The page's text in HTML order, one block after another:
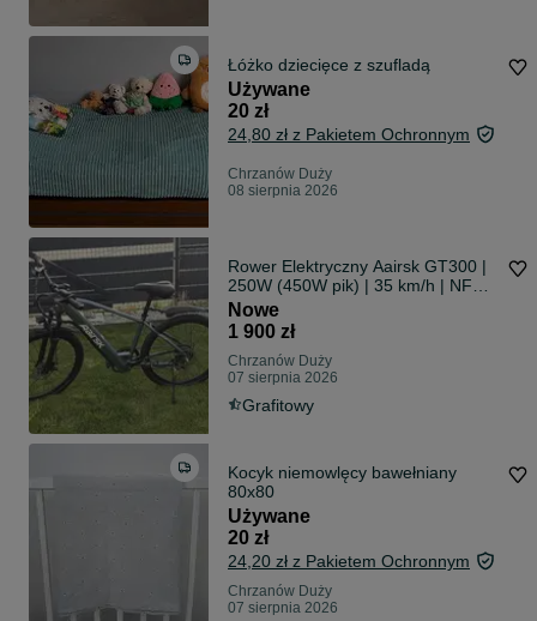
Łóżko dziecięce z szufladą
Używane
20 zł
24,80 zł z Pakietem Ochronnym
Chrzanów Duży
08 sierpnia 2026
Rower Elektryczny Aairsk GT300 |
250W (450W pik) | 35 km/h | NFC |
Nowy
Nowe
1 900 zł
Chrzanów Duży
07 sierpnia 2026
Grafitowy
Kocyk niemowlęcy bawełniany
80x80
Używane
20 zł
24,20 zł z Pakietem Ochronnym
Chrzanów Duży
07 sierpnia 2026